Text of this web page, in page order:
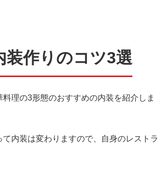
装作りのコツ3選
理の3形態のおすすめの内装を紹介しま
内装は変わりますので、自身のレストラ